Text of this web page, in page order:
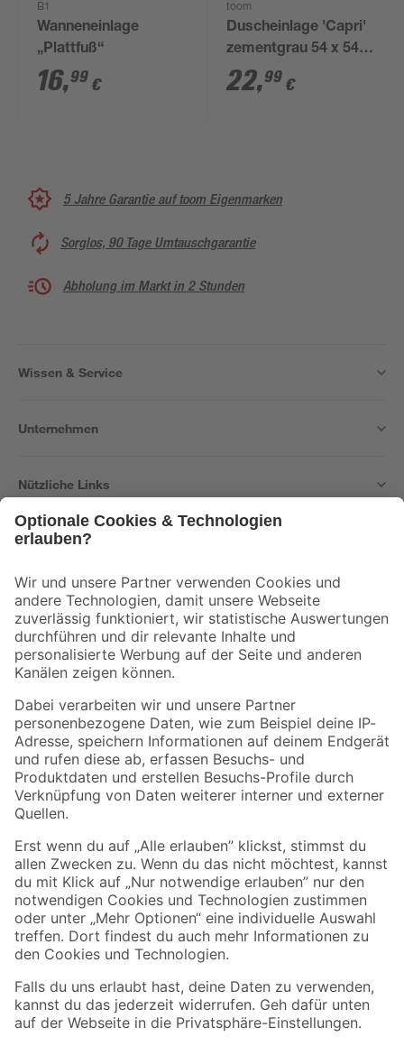
B1
Wanneneinlage
„Plattfuß“
16,99 €
toom
Duscheinlage 'Capri'
zementgrau 54 x 54
cm
22,99 €
5 Jahre Garantie auf toom Eigenmarken
Sorglos, 90 Tage Umtauschgarantie
Abholung im Markt in 2 Stunden
Wissen & Service
Unternehmen
Nützliche Links
Der toom Newsletter: Keine Angebote und Aktionen mehr verpassen!
Zur Newsletter Anmeldung
Folge uns
Zahlungsarten Versandarten
Sicher einkaufen
Jetzt die toom-App herunterladen
Alle Preisangaben in EUR inkl. gesetzl. MwSt.. Die dargestellten Angebote sind unter
Umständen nicht in allen Märkten verfügbar. Die angegebenen Verfügbarkeiten beziehen